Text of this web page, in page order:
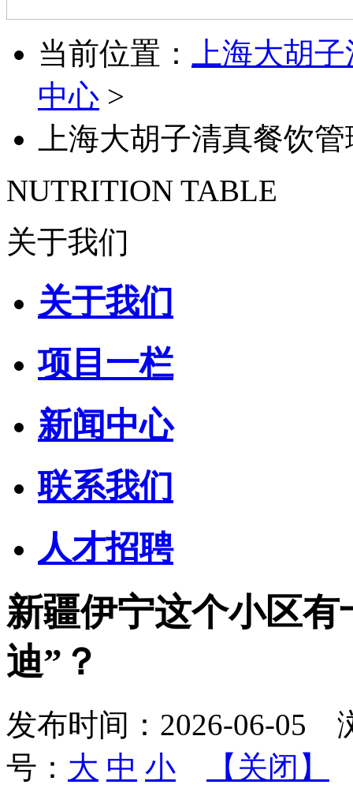
当前位置：
上海大胡
中心 >
上海大胡子清真餐饮
NUTRITION TABLE
关于我们
关于我们
项目一栏
新闻中心
联系我们
人才招聘
新疆伊宁这个小区
迪”？
发布时间： 2026-06-05
号： 大 中 小
【关闭】